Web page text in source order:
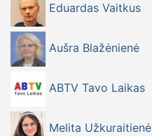
Eduardas Vaitkus
Aušra Blažėnienė
ABTV Tavo Laikas
Melita Užkuraitienė